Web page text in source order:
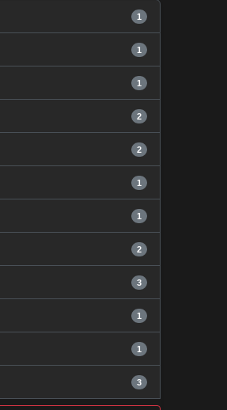
1
1
1
2
2
1
1
2
3
1
1
3